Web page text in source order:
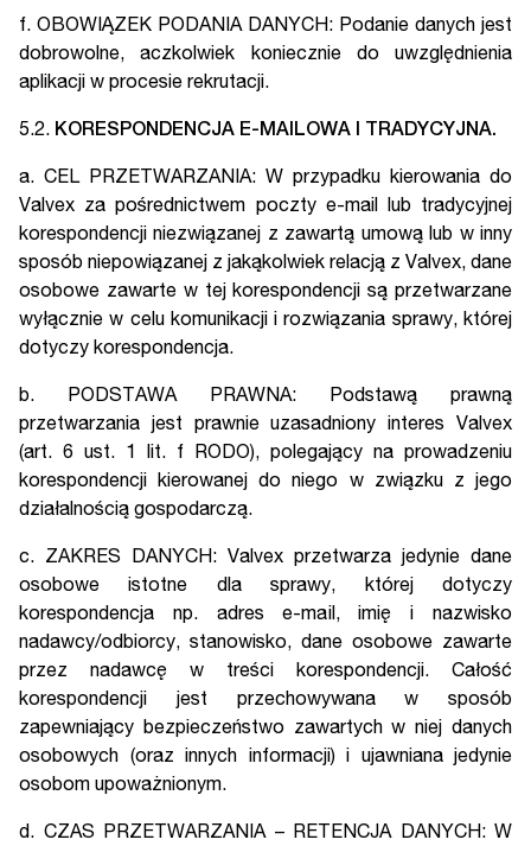
f. OBOWIĄZEK PODANIA DANYCH: Podanie danych jest
dobrowolne, aczkolwiek koniecznie do uwzględnienia
aplikacji w procesie rekrutacji.
5.2. KORESPONDENCJA E-MAILOWA I TRADYCYJNA.
a. CEL PRZETWARZANIA: W przypadku kierowania do
Valvex za pośrednictwem poczty e-mail lub tradycyjnej
korespondencji niezwiązanej z zawartą umową lub w inny
sposób niepowiązanej z jakąkolwiek relacją z Valvex, dane
osobowe zawarte w tej korespondencji są przetwarzane
wyłącznie w celu komunikacji i rozwiązania sprawy, której
dotyczy korespondencja.
b. PODSTAWA PRAWNA: Podstawą prawną
przetwarzania jest prawnie uzasadniony interes Valvex
(art. 6 ust. 1 lit. f RODO), polegający na prowadzeniu
korespondencji kierowanej do niego w związku z jego
działalnością gospodarczą.
c. ZAKRES DANYCH: Valvex przetwarza jedynie dane
osobowe istotne dla sprawy, której dotyczy
korespondencja np. adres e-mail, imię i nazwisko
nadawcy/odbiorcy, stanowisko, dane osobowe zawarte
przez nadawcę w treści korespondencji. Całość
korespondencji jest przechowywana w sposób
zapewniający bezpieczeństwo zawartych w niej danych
osobowych (oraz innych informacji) i ujawniana jedynie
osobom upoważnionym.
d. CZAS PRZETWARZANIA – RETENCJA DANYCH: W